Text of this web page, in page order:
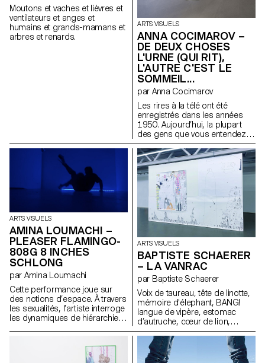
Moutons et vaches et lièvres et
ventilateurs et anges et
humains et grands-mamans et
arbres et renards.
ARTS VISUELS
ANNA COCIMAROV –
DE DEUX CHOSES
L'URNE (QUI RIT),
L'AUTRE C'EST LE
SOMMEIL...
par Anna Cocimarov
Les rires à la télé ont été
enregistrés dans les années
1950. Aujourd’hui, la plupart
des gens que vous entendez
rire sont morts. » Cette phrase,
tirée du roman Berceuse de
Chuck Palahniuk, ressemble à
une légende urbaine — à moitié
vraie. Elle fait écho à la
sculpture Partial Truth de Bruce
Nauman, une stèle froide et
minimaliste en forme d’écran
éteint. La télévision, elle aussi,
fabrique des vérités partielles :
elle découpe, filtre, remonte le
réel. On regarde les infos
comme une sitcom, entre rires
forcés et tragédies banalisées.
Cette installation traduit cette
perception fragmentée. Deux
urnes : l’une rit, l’autre dort.
Vases de mémoire, elles
incarnent l’absurde autant que
l’engourdissement. Entre rire et
sommeil, mort et spectacle, la
frontière s’efface — comme la
vérité.
ARTS VISUELS
AMINA LOUMACHI –
PLEASER FLAMINGO-
808G 8 INCHES
SCHLONG
par Amina Loumachi
Cette performance joue sur
des notions d’espace. À travers
les sexualités, l’artiste interroge
les dynamiques de hiérarchie,
stratégie de visibilité et de
militantisme queer. Par des
ARTS VISUELS
BAPTISTE SCHAERER
– LA VANRAC
par Baptiste Schaerer
Voix de taureau, tête de linotte,
mémoire d'élephant, BANG!
langue de vipère, estomac
d’autruche, cœur de lion,
grimaces de singe, fin comme
un merle, POUET! mauvais
comme une chenille, BOUM!
têtu comme un âne, malin